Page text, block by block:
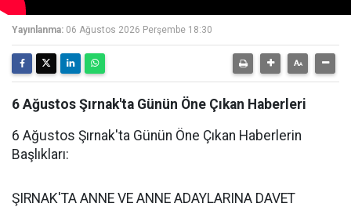
Yayınlanma: 06 Ağustos 2026 Perşembe 18:30
6 Ağustos Şırnak'ta Günün Öne Çıkan Haberleri
6 Ağustos Şırnak'ta Günün Öne Çıkan Haberlerin
Başlıkları:
ŞIRNAK'TA ANNE VE ANNE ADAYLARINA DAVET